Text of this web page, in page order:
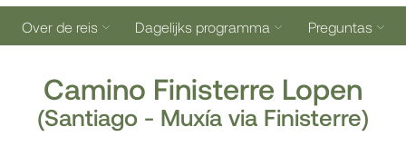
Over de reis Dagelijks programma Preguntas
Camino Finisterre Lopen
(Santiago - Muxía via Finisterre)